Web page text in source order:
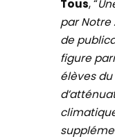
Tous, “
par Notre
de
figure
élèves